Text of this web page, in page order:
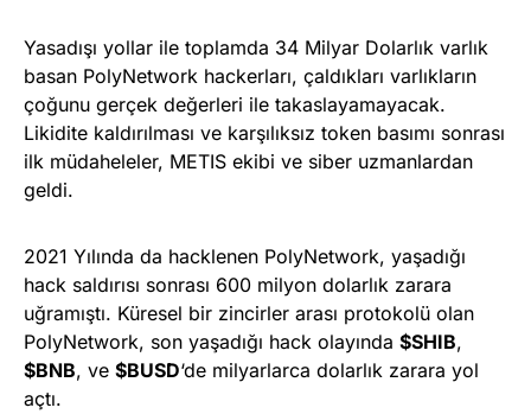
Yasadışı yollar ile toplamda 34 Milyar Dolarlık varlık
basan PolyNetwork hackerları, çaldıkları varlıkların
çoğunu gerçek değerleri ile takaslayamayacak.
Likidite kaldırılması ve karşılıksız token basımı sonrası
ilk müdaheleler, METIS ekibi ve siber uzmanlardan
geldi.
2021 Yılında da hacklenen PolyNetwork, yaşadığı
hack saldırısı sonrası 600 milyon dolarlık zarara
uğramıştı. Küresel bir zincirler arası protokolü olan
PolyNetwork, son yaşadığı hack olayında $SHIB,
$BNB, ve $BUSD‘de milyarlarca dolarlık zarara yol
açtı.